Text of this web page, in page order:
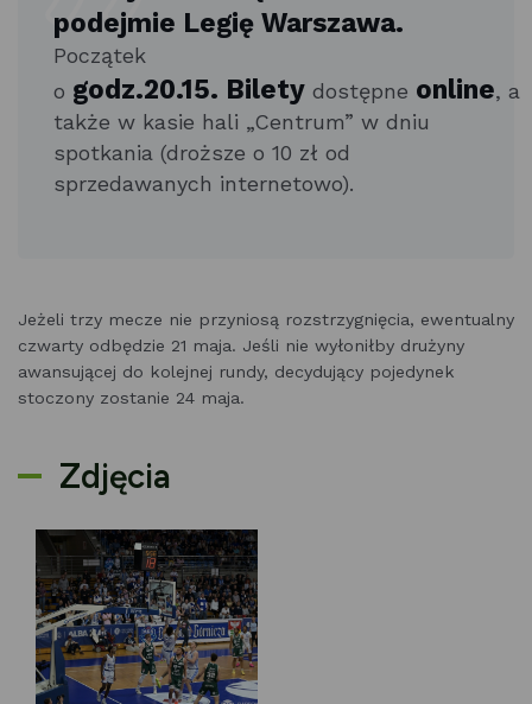
podejmie Legię Warszawa.
Początek
o godz.20.15. Bilety dostępne online, a
także w kasie hali „Centrum” w dniu
spotkania (droższe o 10 zł od
sprzedawanych internetowo).
Jeżeli trzy mecze nie przyniosą rozstrzygnięcia, ewentualny
czwarty odbędzie 21 maja. Jeśli nie wyłoniłby drużyny
awansującej do kolejnej rundy, decydujący pojedynek
stoczony zostanie 24 maja.
Zdjęcia